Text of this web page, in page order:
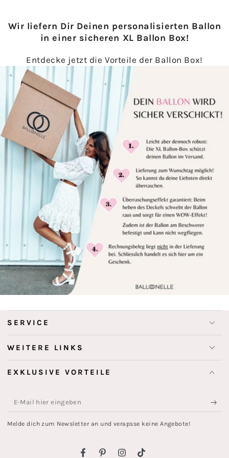
Wir liefern Dir Deinen personalisierten Ballon
in einer sicheren XL Ballon Box!
Entdecke jetzt die Vorteile der Ballon Box!
SERVICE
WEITERE LINKS
EXKLUSIVE VORTEILE
E-
Mail
Melde dich zum Newsletter an und verapsse keine Angebote!